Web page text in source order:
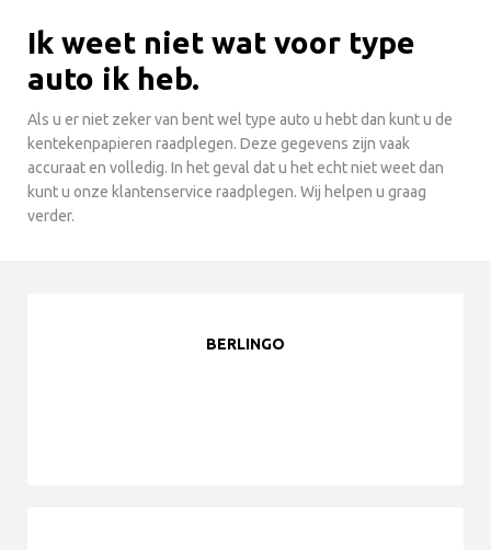
Ik weet niet wat voor type
auto ik heb.
Als u er niet zeker van bent wel type auto u hebt dan kunt u de
kentekenpapieren raadplegen. Deze gegevens zijn vaak
accuraat en volledig. In het geval dat u het echt niet weet dan
kunt u onze klantenservice raadplegen. Wij helpen u graag
verder.
BERLINGO